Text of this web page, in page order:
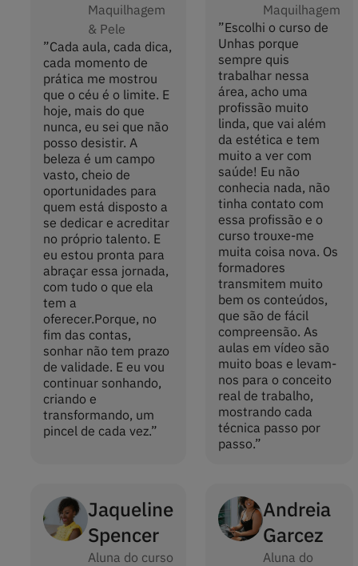
Maquilhagem
& Pele
”Cada aula, cada dica,
cada momento de
prática me mostrou
que o céu é o limite. E
hoje, mais do que
nunca, eu sei que não
posso desistir. A
beleza é um campo
vasto, cheio de
oportunidades para
quem está disposto a
se dedicar e acreditar
no próprio talento. E
eu estou pronta para
abraçar essa jornada,
com tudo o que ela
tem a
oferecer.Porque, no
fim das contas,
sonhar não tem prazo
de validade. E eu vou
continuar sonhando,
criando e
transformando, um
pincel de cada vez.”
Maquilhagem
”Escolhi o curso de
Unhas porque
sempre quis
trabalhar nessa
área, acho uma
profissão muito
linda, que vai além
da estética e tem
muito a ver com
saúde! Eu não
conhecia nada, não
tinha contato com
essa profissão e o
curso trouxe-me
muita coisa nova. Os
formadores
transmitem muito
bem os conteúdos,
que são de fácil
compreensão. As
aulas em vídeo são
muito boas e levam-
nos para o conceito
real de trabalho,
mostrando cada
técnica passo por
passo.”
Jaqueline
Spencer
Aluna do curso
Andreia
Garcez
Aluna do